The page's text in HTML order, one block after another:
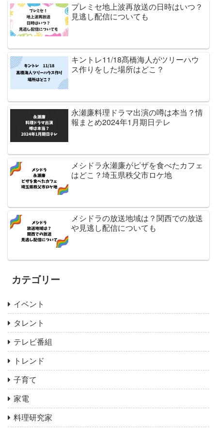
プレミセ地上波再放送の日時はいつ？
見逃し配信についても
キントレ11/18髙橋海人がツリーハウ
ス作りをした場所はどこ？
永瀬廉料理ドラマ出演の噂は本当？情
報まとめ2024年1月期日テレ
メシドラ永瀬廉がピザを食べたカフェ
はどこ？埼玉県秩父市ロケ地
メシドラの放送地域は？関西での放送
や見逃し配信についても
カテゴリー
イベント
タレント
テレビ番組
トレンド
子育て
家電
料理研究家